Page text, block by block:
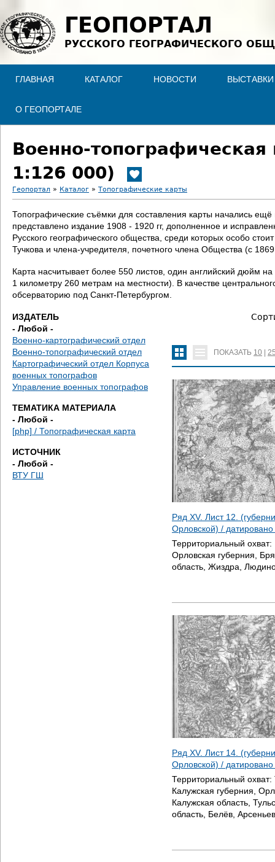
ГЕОПОРТАЛ
РУССКОГО ГЕОГРАФИЧЕСКОГО
ГЛАВНАЯ КАТАЛОГ НОВОСТИ ВЫСТАВКИ
О ГЕОПОРТАЛЕ
Военно-
1:126 000)
В
ы
з
д
с
ь
Геопортал » Каталог » Топографические карты
Топографические съёмки для составления карты начались
представлено издание 1908 - 1920 гг, дополненное и
Русского географического общества, среди которых особо
Тучкова и члена-учредителя, почетного члена Общества (с
Карта насчитывает более 550 листов, один английский дюйм
1 километру 260 метрам на местности). В качестве
обсерваторию под Санкт-Петербургом.
ИЗДАТЕЛЬ
- Любой -
Военно-картографический отдел
Военно-топографический отдел
Картографический отдел Корпуса
военных топографов
Управление военных топографов
ТЕМАТИКА МАТЕРИАЛА
- Любой -
[php] / Топографическая карта
ИСТОЧНИК
- Любой -
ВТУ ГШ
ПОКАЗАТЬ 10 |
Ряд XV. Лист 12.
Орловской) / датировано
Территориальный охват:
Орловская губерния,
область, Жиздра,
Ряд XV. Лист 14.
Орловской) / датировано
Территориальный охват:
Калужская губерния,
Калужская область,
область, Белёв,